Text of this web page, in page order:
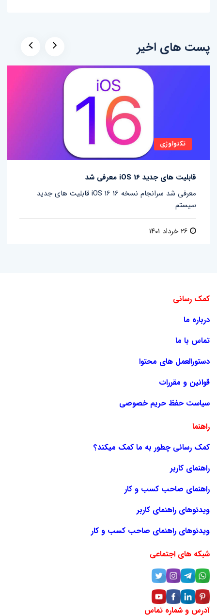
پست های اخیر
تکنولوژی
قابلیت های جدید iOS 16 معرفی شد
قابلیت های جدید iOS 16 معرفی شد سرانجام نسخه 16
سیستم
کمک رسانی
درباره ما
تماس با ما
دستورالعمل های محتوا
قوانین و مقررات
سیاست حفظ حریم خصوصی
راهنما
کمک رسانی چطور به ما کمک میکند؟
راهنمای کاربر
راهنمای صاحب کسب و کار
ویدئوهای راهنمای کاربر
ویدئوهای راهنمای صاحب کسب و کار
شبکه های اجتماعی
آدرس و شماره تماس